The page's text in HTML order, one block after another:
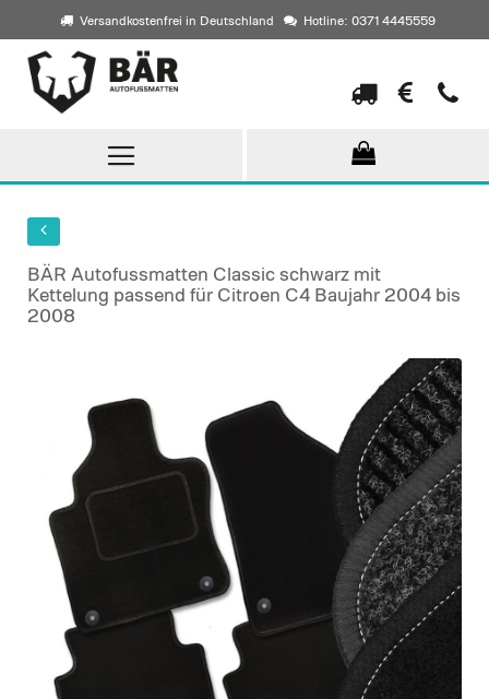
Versandkostenfrei in Deutschland Hotline: 0371 4445559
Direkt
zum
Inhalt
BÄR Autofussmatten Classic schwarz mit
Kettelung passend für Citroen C4 Baujahr 2004 bis
2008
images
gallery